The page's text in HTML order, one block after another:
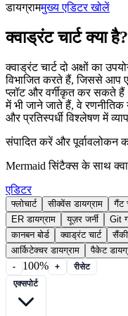
डायग्राममुख्य एडिटर खोलें
क्वाड्रंट चार्ट क्या है?
क्वाड्रंट चार्ट दो अक्षों का
विभाजित करते हैं, जिससे आप
प्लॉट और वर्गीकृत कर सकते
में भी जाने जाते हैं, वे
और प्रतिस्पर्धी विश्लेषण में
संपादित करें और पूर्वावलोकन
Mermaid सिंटैक्स के साथ
एडिटर
फ्लोचार्ट सीक्वेंस डायग्राम गैंट
ER डायग्राम
यूज़र जर्नी Git
कानबन बोर्ड
क्वाड्रंट चार्ट सैंकी
आर्किटेक्चर डायग्राम
पैकेट
- 100% +
रीसेट
एक्सपोर्ट